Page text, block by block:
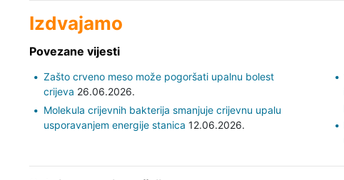
Izdvajamo
Povezane vijesti
Zašto crveno meso može pogoršati upalnu bolest
crijeva 26.06.2026.
Molekula crijevnih bakterija smanjuje crijevnu upalu
usporavanjem energije stanica 12.06.2026.